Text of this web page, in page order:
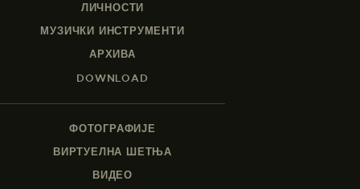
ЛИЧНОСТИ
МУЗИЧКИ ИНСТРУМЕНТИ
АРХИВА
DOWNLOAD
ФОТОГРАФИЈЕ
ВИРТУЕЛНА ШЕТЊА
ВИДЕО